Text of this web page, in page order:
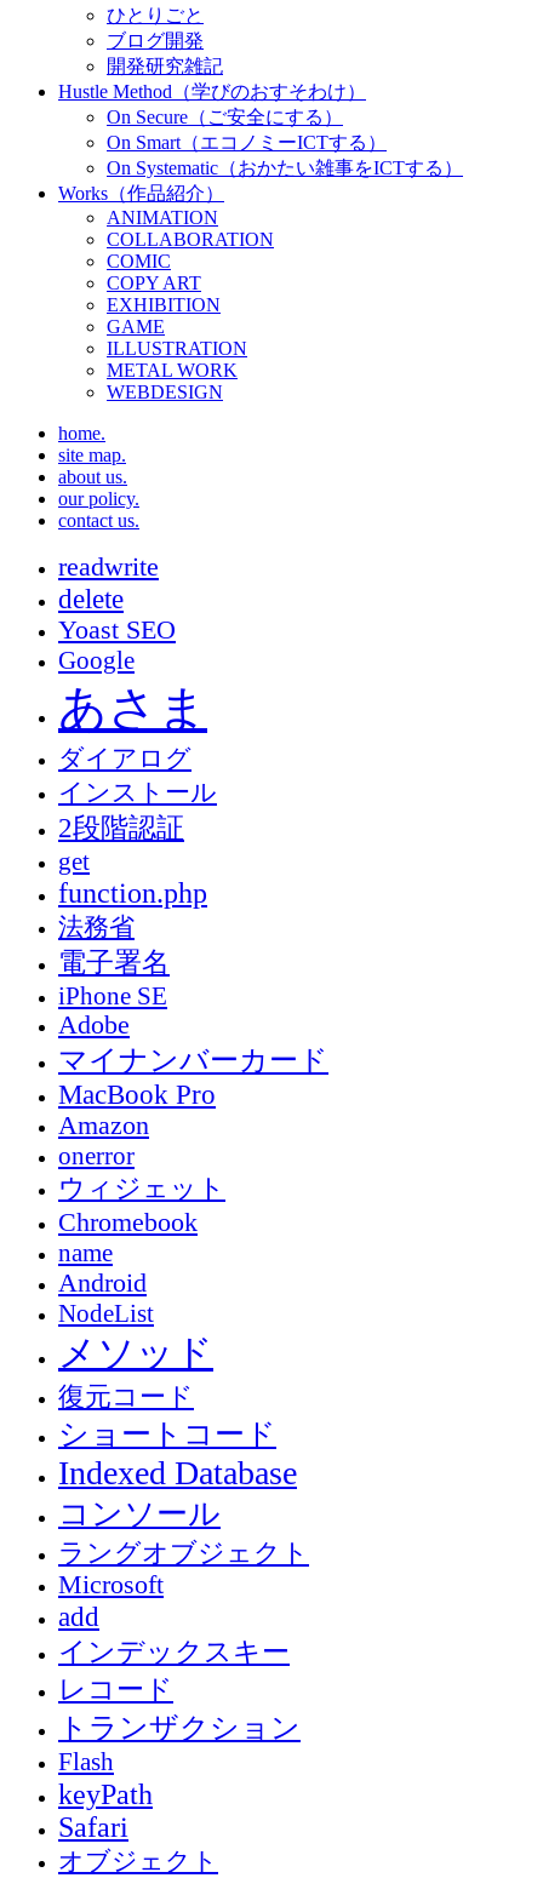
ひとりごと
ブログ開発
開発研究雑記
Hustle Method（学びのおすそわけ）
On Secure（ご安全にする）
On Smart（エコノミーICTする）
On Systematic（おかたい雑事をICTする）
Works（作品紹介）
ANIMATION
COLLABORATION
COMIC
COPY ART
EXHIBITION
GAME
ILLUSTRATION
METAL WORK
WEBDESIGN
home.
site map.
about us.
our policy.
contact us.
readwrite
delete
Yoast SEO
Google
あさま
ダイアログ
インストール
2段階認証
get
function.php
法務省
電子署名
iPhone SE
Adobe
マイナンバーカード
MacBook Pro
Amazon
onerror
ウィジェット
Chromebook
name
Android
NodeList
メソッド
復元コード
ショートコード
Indexed Database
コンソール
ラングオブジェクト
Microsoft
add
インデックスキー
レコード
トランザクション
Flash
keyPath
Safari
オブジェクト